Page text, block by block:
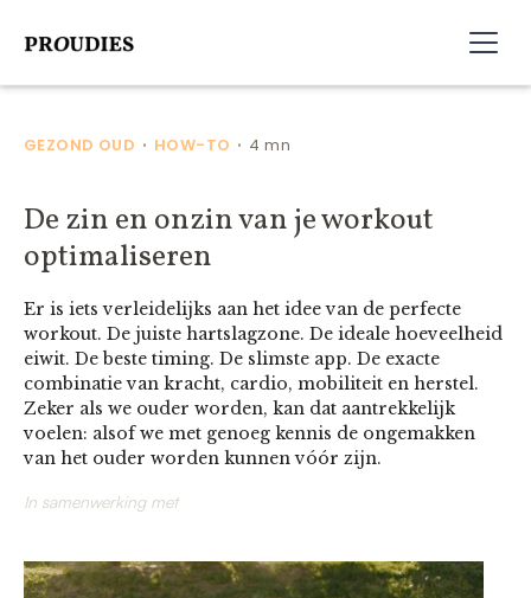
GEZOND OUD • HOW-TO • 4 mn
De zin en onzin van je workout
optimaliseren
Er is iets verleidelijks aan het idee van de perfecte
workout. De juiste hartslagzone. De ideale hoeveelheid
eiwit. De beste timing. De slimste app. De exacte
combinatie van kracht, cardio, mobiliteit en herstel.
Zeker als we ouder worden, kan dat aantrekkelijk
voelen: alsof we met genoeg kennis de ongemakken
van het ouder worden kunnen vóór zijn.
In samenwerking met